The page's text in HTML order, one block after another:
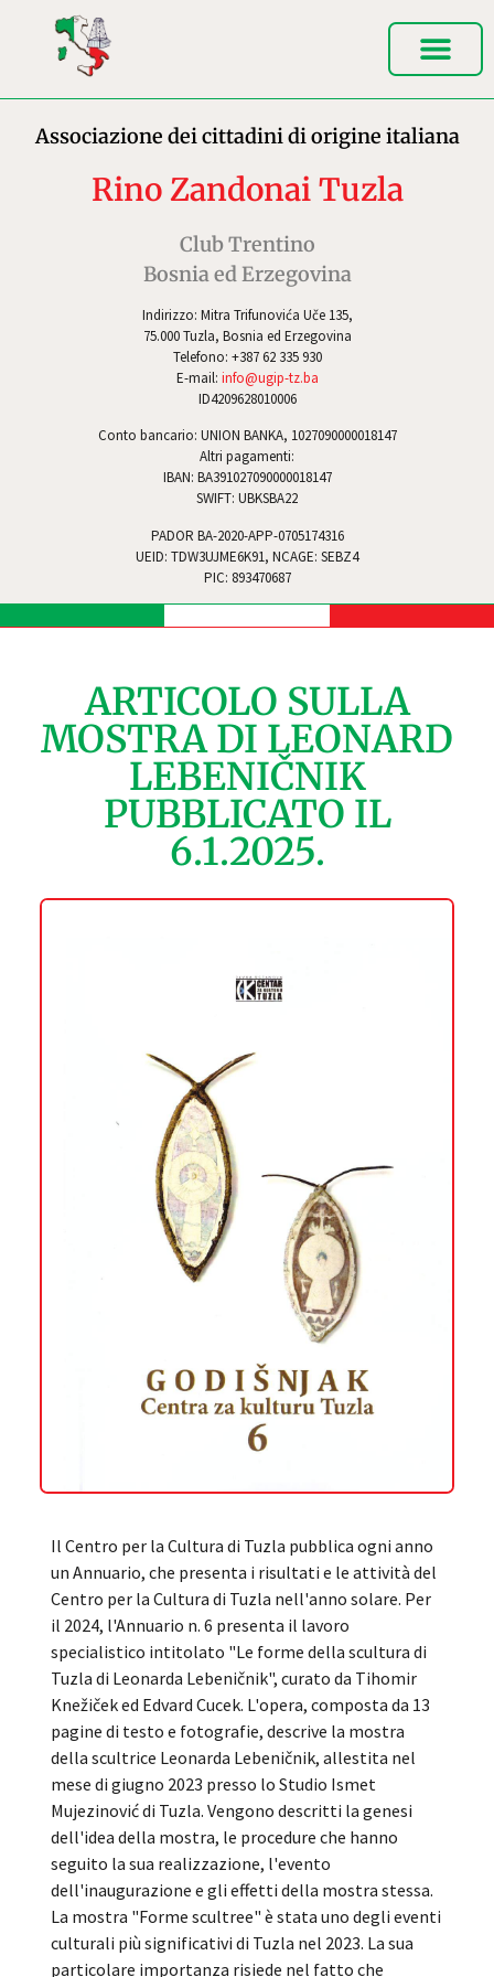
Indirizzo: Mitra Trifunovića Uče 135,
75.000 Tuzla, Bosnia ed Erzegovina
Telefono: +387 62 335 930
E-mail: info@ugip-tz.ba
ID4209628010006
Conto bancario: UNION BANKA, 1027090000018147
Altri pagamenti:
IBAN: BA391027090000018147
SWIFT: UBKSBA22
PADOR BA-2020-APP-0705174316
UEID: TDW3UJME6K91, NCAGE: SEBZ4
PIC: 893470687
Associazione dei cittadini di origine italiana
Rino Zandonai Tuzla
Club Trentino
Bosnia ed Erzegovina
ARTICOLO SULLA
MOSTRA DI LEONARD
LEBENIČNIK
PUBBLICATO IL
6.1.2025.
Il Centro per la Cultura di Tuzla pubblica ogni anno
un Annuario, che presenta i risultati e le attività del
Centro per la Cultura di Tuzla nell'anno solare. Per
il 2024, l'Annuario n. 6 presenta il lavoro
specialistico intitolato "Le forme della scultura di
Tuzla di Leonarda Lebeničnik", curato da Tihomir
Knežiček ed Edvard Cucek. L'opera, composta da 13
pagine di testo e fotografie, descrive la mostra
della scultrice Leonarda Lebeničnik, allestita nel
mese di giugno 2023 presso lo Studio Ismet
Mujezinović di Tuzla. Vengono descritti la genesi
dell'idea della mostra, le procedure che hanno
seguito la sua realizzazione, l'evento
dell'inaugurazione e gli effetti della mostra stessa.
La mostra "Forme scultree" è stata uno degli eventi
culturali più significativi di Tuzla nel 2023. La sua
particolare importanza risiede nel fatto che